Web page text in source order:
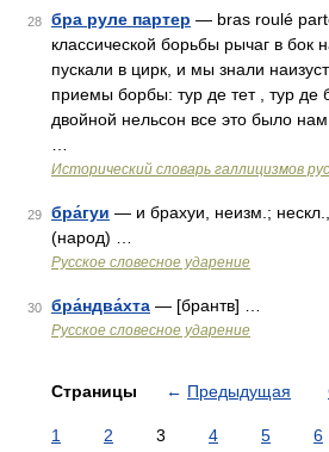
28 бра руле партер — bras roulé
классической борьбы рычаг в бок
пускали в цирк, и мы знали
приемы борбы: тур де тет , тур де
двойной нельсон все это было
Исторический словарь галлицизмов
29 бра́гуи — и брахуи, неизм.;
(народ) …
Русское словесное ударение
30 бра́ндва́хта — [брантв] …
Русское словесное ударение
Страницы ← Предыдущая
1 2 3 4 5 6